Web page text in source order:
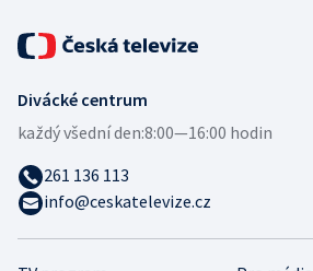
Divácké centrum
každý všední den:8:00—16:00 hodin
261 136 113
info@ceskatelevize.cz